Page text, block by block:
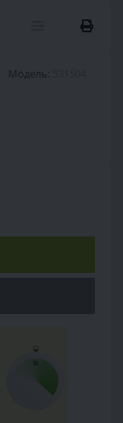
Модель: